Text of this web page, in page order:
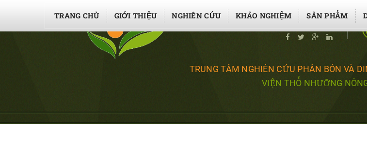
TRUNG TÂM NGHIÊN CỨU PHÂN BÓN VÀ
VIỆN THỔ NHƯỠNG
TRANG CHỦ GIỚI THIỆU NGHIÊN CỨU KHẢO NGHIỆM SẢN PHẨM